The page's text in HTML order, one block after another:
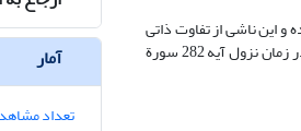
ناشی از تفاوت ذاتی
طبیعت زن و مرد است و این به معنای برتری مزد بر زن نیست. به­ خصوص که در برخی موارد مانند امور مالی و تجاری، دست‌کم در زمان نزول آیه 282 سورة
آمار
تعداد